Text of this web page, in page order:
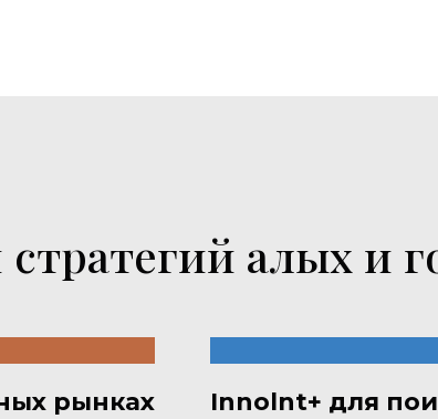
алых и
рынках
Innolnt+ для